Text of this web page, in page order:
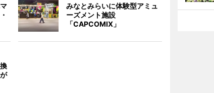
みなとみらいに体験型アミュ
ーズメント施設
「CAPCOMIX」